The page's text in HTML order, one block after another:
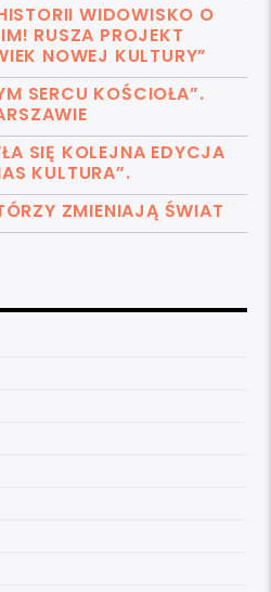
WIDOWISKO O
RUSZA PROJEKT
NOWEJ KULTURY”
SERCU KOŚCIOŁA”.
SIĘ KOLEJNA EDYCJA
KULTURA”.
ZMIENIAJĄ ŚWIAT